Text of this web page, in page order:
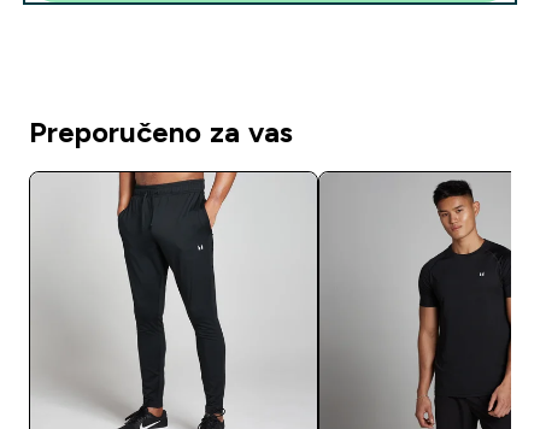
Preporučeno za vas